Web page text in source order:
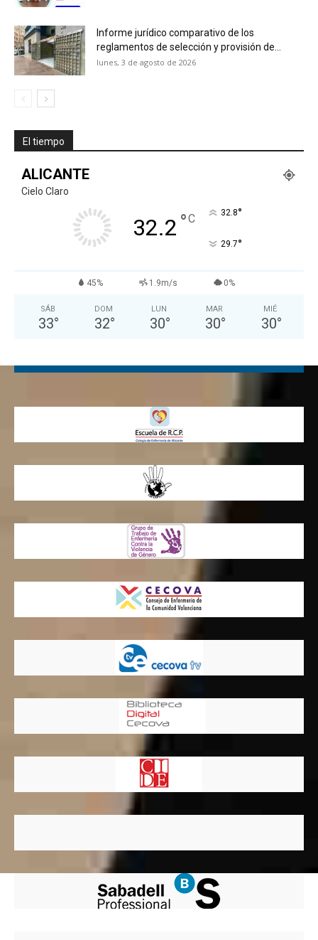
Informe jurídico comparativo de los
reglamentos de selección y provisión de...
lunes, 3 de agosto de 2026
El tiempo
ALICANTE
Cielo Claro
32.2 °C 32.8°
29.7°
45% 1.9m/s 0%
SÁB
33°
DOM
32°
LUN
30°
MAR
30°
MIÉ
30°